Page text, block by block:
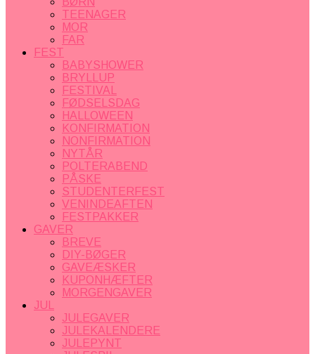
TEENAGER
MOR
FAR
FEST
BABYSHOWER
BRYLLUP
FESTIVAL
FØDSELSDAG
HALLOWEEN
KONFIRMATION
NONFIRMATION
NYTÅR
POLTERABEND
PÅSKE
STUDENTERFEST
VENINDEAFTEN
FESTPAKKER
GAVER
BREVE
DIY-BØGER
GAVEÆSKER
KUPONHÆFTER
MORGENGAVER
JUL
JULEGAVER
JULEKALENDERE
JULEPYNT